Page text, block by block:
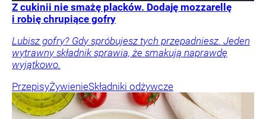
Z cukinii nie smażę placków. Dodaję mozzarellę
i robię chrupiące gofry
Lubisz gofry? Gdy spróbujesz tych przepadniesz. Jeden
wytrawny składnik sprawia, że smakują naprawdę
wyjątkowo.
PrzepisyŻywienieSkładniki odżywcze